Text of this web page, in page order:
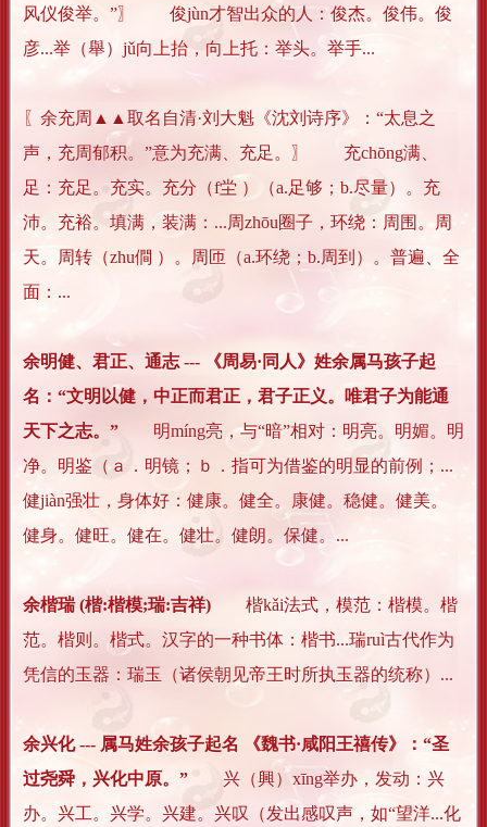
风仪俊举。”〗 俊jùn才智出众的人：俊杰。俊伟。俊
彦...举（舉）jǔ向上抬，向上托：举头。举手...
〖余充周▲▲取名自清·刘大魁《沈刘诗序》：“太息之
声，充周郁积。”意为充满、充足。〗 充chōng满、
足：充足。充实。充分（f坣 ）（a.足够；b.尽量）。充
沛。充裕。填满，装满：...周zhōu圈子，环绕：周围。周
天。周转（zhu僴 ）。周匝（a.环绕；b.周到）。普遍、全
面：...
余明健、君正、通志 --- 《周易·同人》姓余属马孩子起
名：“文明以健，中正而君正，君子正义。唯君子为能通
天下之志。” 明míng亮，与“暗”相对：明亮。明媚。明
净。明鉴（ａ．明镜；ｂ．指可为借鉴的明显的前例；...
健jiàn强壮，身体好：健康。健全。康健。稳健。健美。
健身。健旺。健在。健壮。健朗。保健。...
余楷瑞 (楷:楷模;瑞:吉祥) 楷kǎi法式，模范：楷模。楷
范。楷则。楷式。汉字的一种书体：楷书...瑞ruì古代作为
凭信的玉器：瑞玉（诸侯朝见帝王时所执玉器的统称）...
余兴化 --- 属马姓余孩子起名 《魏书·咸阳王禧传》：“圣
过尧舜，兴化中原。” 兴（興）xīng举办，发动：兴
办。兴工。兴学。兴建。兴叹（发出感叹声，如“望洋...化